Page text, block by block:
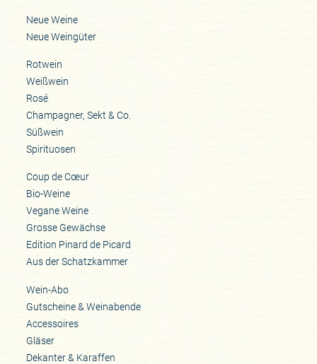
Neue Weine
Neue Weingüter
Rotwein
Weißwein
Rosé
Champagner, Sekt & Co.
Süßwein
Spirituosen
Coup de Cœur
Bio-Weine
Vegane Weine
Grosse Gewächse
Edition Pinard de Picard
Aus der Schatzkammer
Wein-Abo
Gutscheine & Weinabende
Accessoires
Gläser
Dekanter & Karaffen